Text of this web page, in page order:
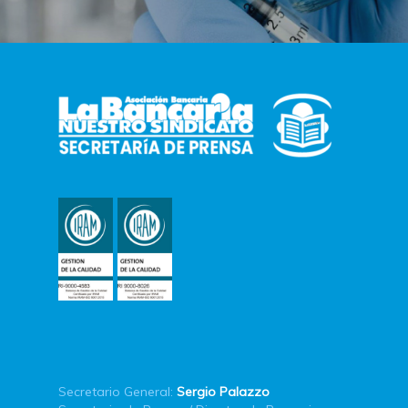
Secretario General: Sergio Palazzo